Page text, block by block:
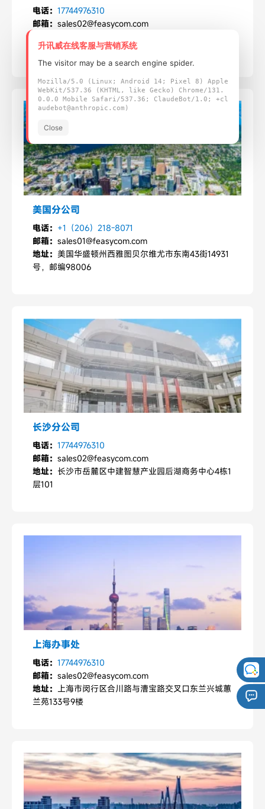
电话： 17744976310
邮箱： sales02@feasycom.com
盒子408/508/511室
美国分公司
电话： +1（206）218-8071
邮箱： sales01@feasycom.com
地址： 美国华盛顿州西雅图贝尔维尤市东南43街14931
号，邮编98006
长沙分公司
电话： 17744976310
邮箱： sales02@feasycom.com
地址： 长沙市岳麓区中建智慧产业园后湖商务中心4栋1
层101
上海办事处
电话： 17744976310
邮箱： sales02@feasycom.com
地址：
上海市闵行区合川路与漕宝路交叉口东兰兴城蕙
兰苑133号9楼
升讯威在线客服与营销系统
The visitor may be a search engine spider.
Mozilla/5.0 (Linux; Android 14; Pixel 8) Apple
WebKit/537.36 (KHTML, like Gecko) Chrome/131.
0.0.0 Mobile Safari/537.36; ClaudeBot/1.0; +cl
audebot@anthropic.com)
Close